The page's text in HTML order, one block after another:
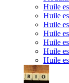
Huile
Huile
Huile
Huile
Huile
Huile
Huile